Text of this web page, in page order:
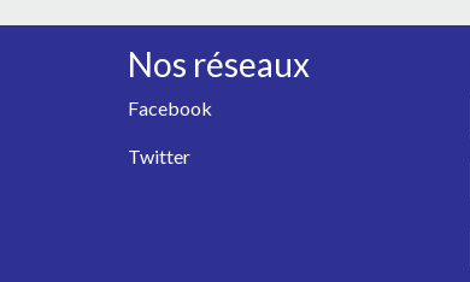
Nos réseaux
Facebook
Twitter